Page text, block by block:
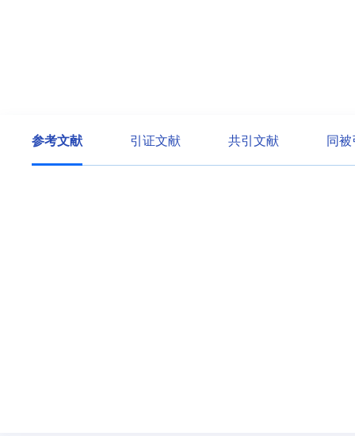
参考文献 引证文献 共引文献 同